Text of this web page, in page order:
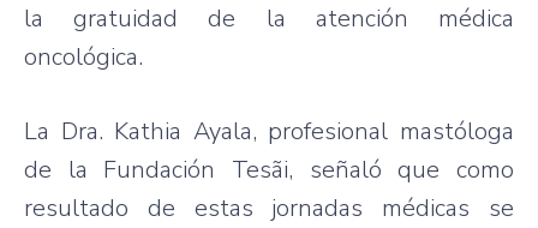
la gratuidad de la atención médica
oncológica.
La Dra. Kathia Ayala, profesional mastóloga
de la Fundación Tesãi, señaló que como
resultado de estas jornadas médicas se